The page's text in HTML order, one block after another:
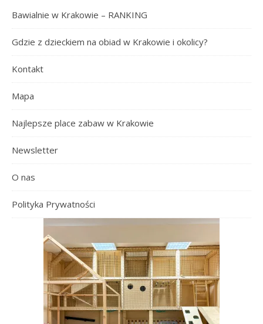
Bawialnie w Krakowie – RANKING
Gdzie z dzieckiem na obiad w Krakowie i okolicy?
Kontakt
Mapa
Najlepsze place zabaw w Krakowie
Newsletter
O nas
Polityka Prywatności